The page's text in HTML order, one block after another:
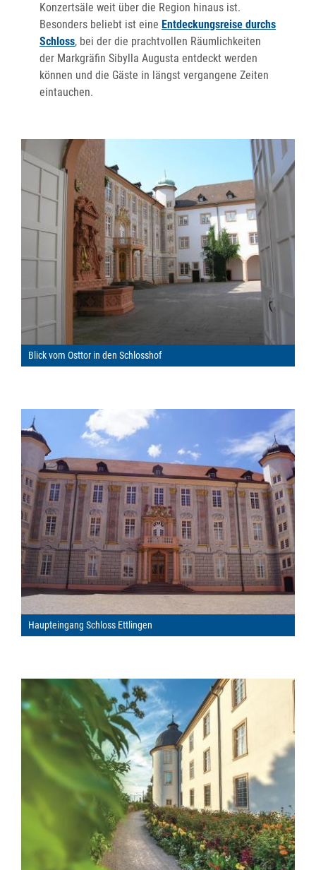
Konzertsäle weit über die Region hinaus ist.
Besonders beliebt ist eine Entdeckungsreise durchs
Schloss, bei der die prachtvollen Räumlichkeiten
der Markgräfin Sibylla Augusta entdeckt werden
können und die Gäste in längst vergangene Zeiten
eintauchen.
Blick vom Osttor in den Schlosshof
Haupteingang Schloss Ettlingen